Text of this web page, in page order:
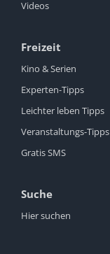
Videos
Freizeit
Kino & Serien
Experten-Tipps
Leichter leben Tipps
Veranstaltungs-Tipps
Gratis SMS
Suche
Hier suchen